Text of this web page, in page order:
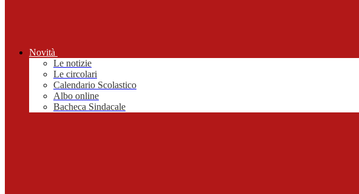
Novità
Le notizie
Le circolari
Calendario Scolastico
Albo online
Bacheca Sindacale